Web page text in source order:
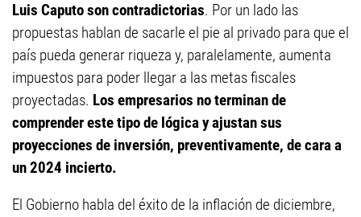
Luis Caputo son contradictorias. Por un lado las
propuestas hablan de sacarle el pie al privado para que el
país pueda generar riqueza y, paralelamente, aumenta
impuestos para poder llegar a las metas fiscales
proyectadas. Los empresarios no terminan de
comprender este tipo de lógica y ajustan sus
proyecciones de inversión, preventivamente, de cara a
un 2024 incierto.
El Gobierno habla del éxito de la inflación de diciembre,